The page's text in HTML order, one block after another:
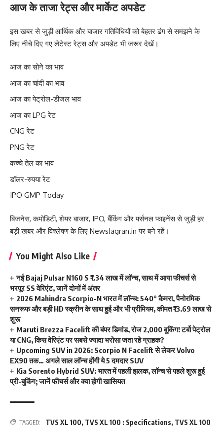
आज के ताजा रेट्स और मार्केट अपडेट
इस खबर से जुड़ी आर्थिक और बाजार गतिविधियों को बेहतर ढंग से समझने के
लिए नीचे दिए गए लेटेस्ट रेट्स और अपडेट भी जरूर देखें।
आज का सोने का भाव
आज का चांदी का भाव
आज का पेट्रोल-डीजल भाव
आज का LPG रेट
CNG रेट
PNG रेट
कच्चे तेल का भाव
डॉलर-रुपया रेट
IPO GMP Today
बिजनेस, कमोडिटी, शेयर बाजार, IPO, बैंकिंग और पर्सनल फाइनेंस से जुड़ी हर
बड़ी खबर और विश्लेषण के लिए NewsJagran.in पर बने रहें।
You Might Also Like
नई Bajaj Pulsar N160 S ₹1.34 लाख में लॉन्च, साथ में आया फीचर्स से
भरपूर SS वेरिएंट, जानें दोनों में अंतर
2026 Mahindra Scorpio-N भारत में लॉन्च: 540° कैमरा, पैनोरमिक
सनरूफ और बड़ी HD स्क्रीन के साथ हुई और भी प्रीमियम, कीमत ₹13.69 लाख से
शुरू
Maruti Brezza Facelift की बंपर डिमांड, रोज 2,000 बुकिंग! टर्बो पेट्रोल
या CNG, किस वेरिएंट पर सबसे ज्यादा भरोसा जता रहे ग्राहक?
Upcoming SUV in 2026: Scorpio N Facelift से लेकर Volvo
EX90 तक… अगले साल लॉन्च होंगी ये 5 दमदार SUV
Kia Sorento Hybrid SUV: भारत में पहली झलक, लॉन्च से पहले शुरू हुई
प्री-बुकिंग; जानें फीचर्स और क्या होगी खासियत
TAGGED: TVS XL 100, TVS XL 100 : Specifications, TVS XL 100